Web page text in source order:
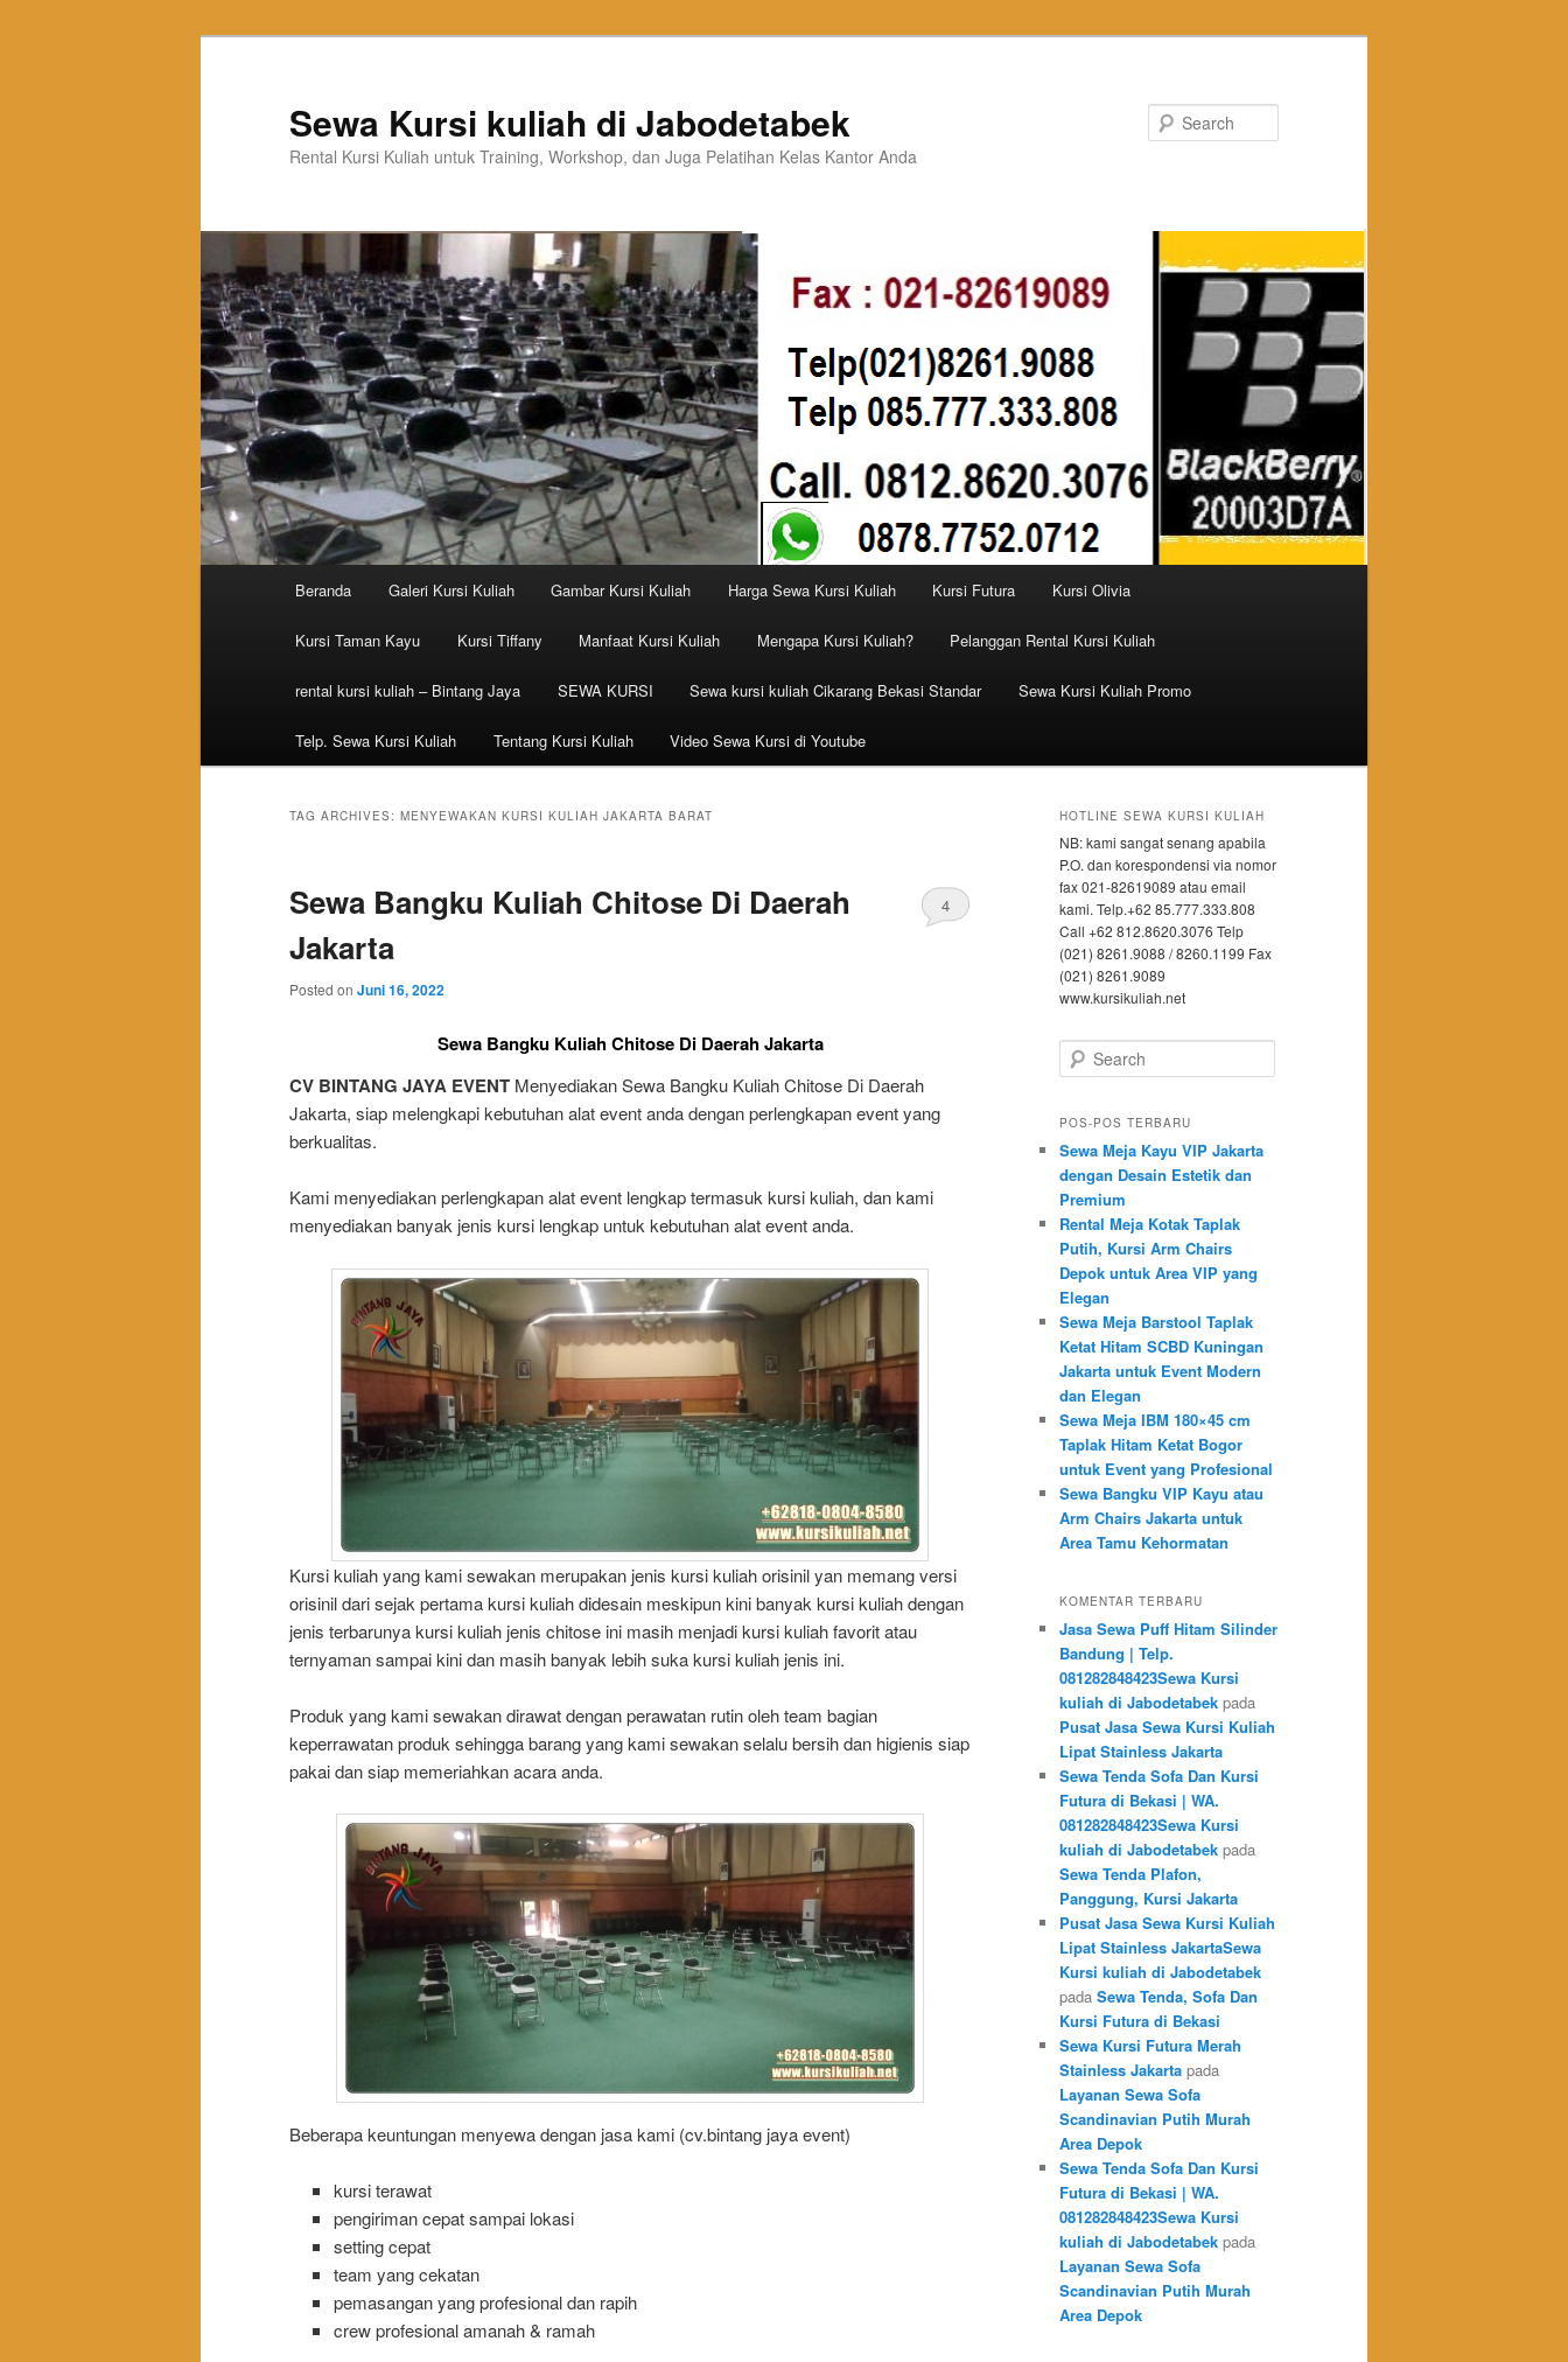
Sewa Kursi kuliah di Jabodetabek
Rental Kursi Kuliah untuk Training, Workshop, dan Juga Pelatihan Kelas Kantor Anda
Skip to primary content
Skip to secondary content
Beranda Galeri Kursi Kuliah Gambar Kursi Kuliah Harga Sewa Kursi Kuliah Kursi Futura Kursi Olivia
Kursi Taman Kayu Kursi Tiffany Manfaat Kursi Kuliah Mengapa Kursi Kuliah? Pelanggan Rental Kursi Kuliah
rental kursi kuliah – Bintang Jaya SEWA KURSI Sewa kursi kuliah Cikarang Bekasi Standar Sewa Kursi Kuliah Promo
Telp. Sewa Kursi Kuliah Tentang Kursi Kuliah Video Sewa Kursi di Youtube
TAG ARCHIVES: MENYEWAKAN KURSI KULIAH JAKARTA BARAT
Sewa Bangku Kuliah Chitose Di Daerah
Jakarta
Posted on Juni 16, 2022
4
Sewa Bangku Kuliah Chitose Di Daerah Jakarta
CV BINTANG JAYA EVENT Menyediakan Sewa Bangku Kuliah Chitose Di Daerah
Jakarta, siap melengkapi kebutuhan alat event anda dengan perlengkapan event yang
berkualitas.
Kami menyediakan perlengkapan alat event lengkap termasuk kursi kuliah, dan kami
menyediakan banyak jenis kursi lengkap untuk kebutuhan alat event anda.
Kursi kuliah yang kami sewakan merupakan jenis kursi kuliah orisinil yan memang versi
orisinil dari sejak pertama kursi kuliah didesain meskipun kini banyak kursi kuliah dengan
jenis terbarunya kursi kuliah jenis chitose ini masih menjadi kursi kuliah favorit atau
ternyaman sampai kini dan masih banyak lebih suka kursi kuliah jenis ini.
Produk yang kami sewakan dirawat dengan perawatan rutin oleh team bagian
keperrawatan produk sehingga barang yang kami sewakan selalu bersih dan higienis siap
pakai dan siap memeriahkan acara anda.
Beberapa keuntungan menyewa dengan jasa kami (cv.bintang jaya event)
kursi terawat
pengiriman cepat sampai lokasi
setting cepat
team yang cekatan
pemasangan yang profesional dan rapih
crew profesional amanah & ramah
HOTLINE SEWA KURSI KULIAH
NB: kami sangat senang apabila
P.O. dan korespondensi via nomor
fax 021-82619089 atau email
kami. Telp.+62 85.777.333.808
Call +62 812.8620.3076 Telp
(021) 8261.9088 / 8260.1199 Fax
(021) 8261.9089
www.kursikuliah.net
Search
POS-POS TERBARU
Sewa Meja Kayu VIP Jakarta
dengan Desain Estetik dan
Premium
Rental Meja Kotak Taplak
Putih, Kursi Arm Chairs
Depok untuk Area VIP yang
Elegan
Sewa Meja Barstool Taplak
Ketat Hitam SCBD Kuningan
Jakarta untuk Event Modern
dan Elegan
Sewa Meja IBM 180×45 cm
Taplak Hitam Ketat Bogor
untuk Event yang Profesional
Sewa Bangku VIP Kayu atau
Arm Chairs Jakarta untuk
Area Tamu Kehormatan
KOMENTAR TERBARU
Jasa Sewa Puff Hitam Silinder
Bandung | Telp.
081282848423Sewa Kursi
kuliah di Jabodetabek pada
Pusat Jasa Sewa Kursi Kuliah
Lipat Stainless Jakarta
Sewa Tenda Sofa Dan Kursi
Futura di Bekasi | WA.
081282848423Sewa Kursi
kuliah di Jabodetabek pada
Sewa Tenda Plafon,
Panggung, Kursi Jakarta
Pusat Jasa Sewa Kursi Kuliah
Lipat Stainless JakartaSewa
Kursi kuliah di Jabodetabek
pada Sewa Tenda, Sofa Dan
Kursi Futura di Bekasi
Sewa Kursi Futura Merah
Stainless Jakarta pada
Layanan Sewa Sofa
Scandinavian Putih Murah
Area Depok
Sewa Tenda Sofa Dan Kursi
Futura di Bekasi | WA.
081282848423Sewa Kursi
kuliah di Jabodetabek pada
Layanan Sewa Sofa
Scandinavian Putih Murah
Area Depok